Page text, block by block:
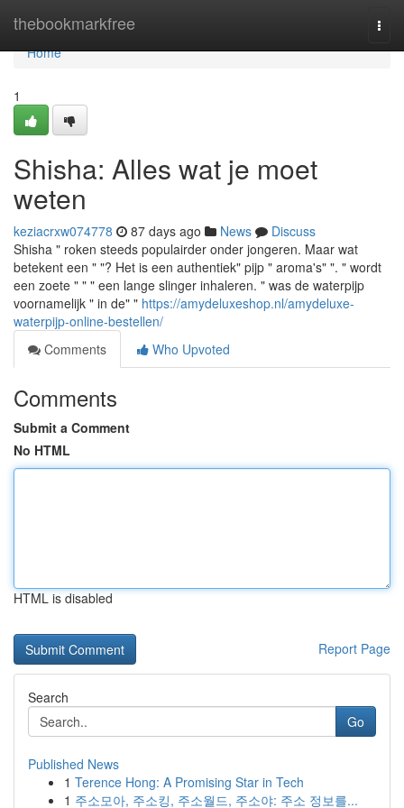
thebookmarkfree
Home
Home
1
Shisha: Alles wat je moet
weten
keziacrxw074778 87 days ago News
Discuss
Shisha " roken steeds populairder onder jongeren. Maar wat
betekent een " "? Het is een authentiek" pijp " aroma's" ". " wordt
een zoete " " " een lange slinger inhaleren. " was de waterpijp
voornamelijk " in de" " https://amydeluxeshop.nl/amydeluxe-
waterpijp-online-bestellen/
Comments
Who Upvoted
Comments
Submit a Comment
No HTML
HTML is disabled
Report Page
Search
Go
Published News
1 Terence Hong: A Promising Star in Tech
1 주소모아, 주소킹, 주소월드, 주소야: 주소 정보를...